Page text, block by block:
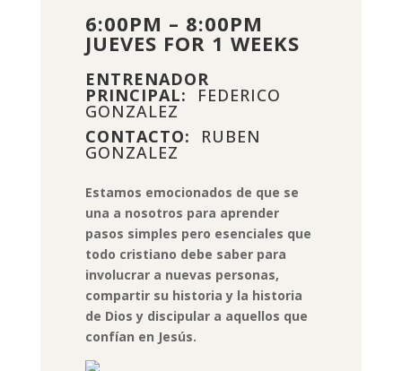
6:00PM – 8:00PM
JUEVES FOR 1 WEEKS
ENTRENADOR
PRINCIPAL: FEDERICO
GONZALEZ
CONTACTO:
RUBEN
GONZALEZ
Estamos emocionados de que se
una a nosotros para aprender
pasos simples pero esenciales que
todo cristiano debe saber para
involucrar a nuevas personas,
compartir su historia y la historia
de Dios y discipular a aquellos que
confían en Jesús.